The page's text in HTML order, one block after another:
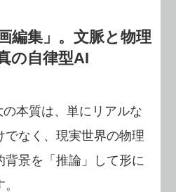
編集」。文脈と物理
の自律型AI
本質は、単にリアルな
でなく、現実世界の物理
背景を「推論」して形に